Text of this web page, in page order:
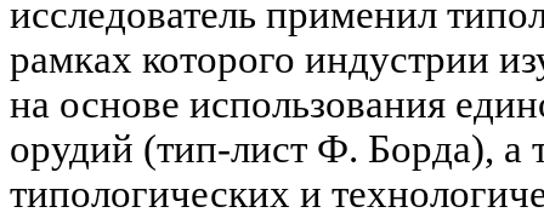
исследователь применил
рамках которого индустрии
на основе использования
орудий (тип-лист Ф. Борда),
типологических и